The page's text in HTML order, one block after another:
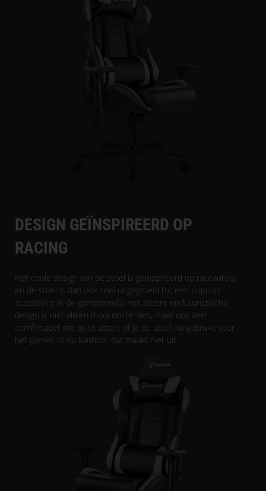
DESIGN GEÏNSPIREERD OP
RACING
Het coole design van de stoel is geïnspireerd op raceauto's
en de stoel is dan ook snel uitgegroeid tot een populair
accessoire in de gamewereld. Het stoere en futuristische
design is niet alleen mooi om te zien, maar ook zeer
comfortabel om op te zitten, of je de stoel nu gebruikt voor
het gamen of op kantoor, dat maakt niet uit.